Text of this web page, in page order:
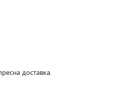
доставка.